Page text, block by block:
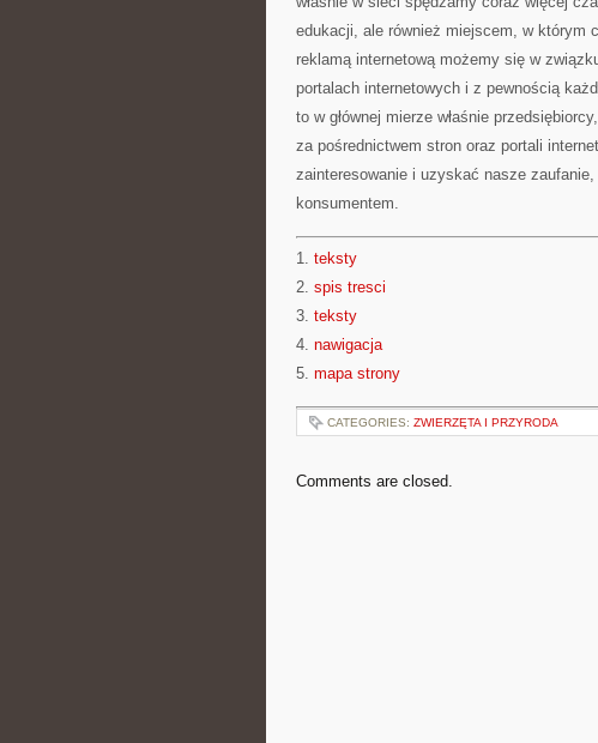
edukacji, ale również miejscem, w którym
reklamą internetową możemy się w
portalach internetowych i z pewnością
to w głównej mierze właśnie
za pośrednictwem stron oraz portali
zainteresowanie i uzyskać nasze
konsumentem.
1. teksty
2. spis tresci
3. teksty
4. nawigacja
5. mapa strony
CATEGORIES: ZWIERZĘTA I PRZYRODA
Comments are closed.